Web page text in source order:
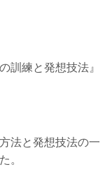
訓練と発想技法』
法と発想技法の一
。